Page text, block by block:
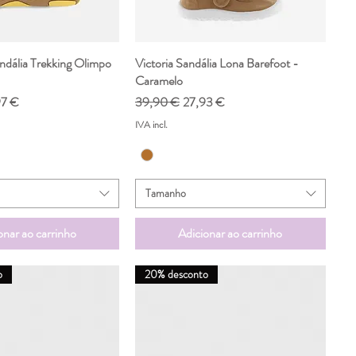
rápida
Trekking Olimpo
promocional
€
ao carrinho
Visualização rápida
Victoria Sandália Lona Barefoot -
Caramelo
Preço normal
39,90 €Preço promocional
27,93 €
IVA incl.
Tamanho
Adicionar ao carrinho
20% desconto